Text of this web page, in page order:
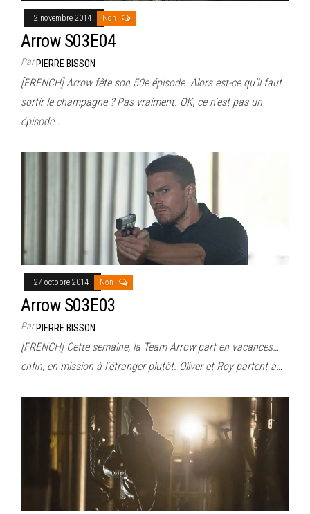
2 novembre 2014 Non
Arrow S03E04
ParPIERRE BISSON
[FRENCH] Arrow fête son 50e épisode. Alors est-ce qu’il faut
sortir le champagne ? Pas vraiment. OK, ce n’est pas un
épisode…
27 octobre 2014 Non
Arrow S03E03
ParPIERRE BISSON
[FRENCH] Cette semaine, la Team Arrow part en vacances…
enfin, en mission à l’étranger plutôt. Oliver et Roy partent à…